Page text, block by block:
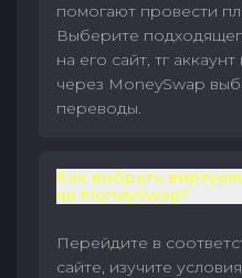
помогают провести
Выберите
на его сайт, тг
через MoneySwap
переводы.
Как выбрать
на MoneySwap?
Перейдите в
сайте, изучите